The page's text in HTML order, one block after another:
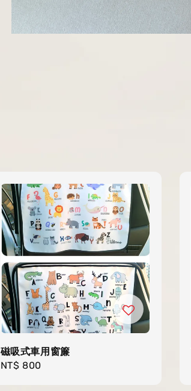
磁吸式車用窗簾
Regular
NT$ 800